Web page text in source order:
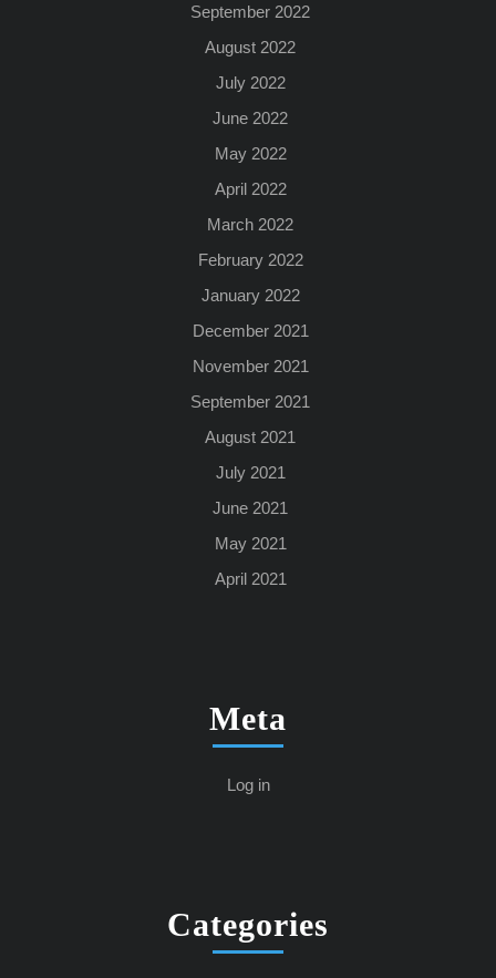
September 2022
August 2022
July 2022
June 2022
May 2022
April 2022
March 2022
February 2022
January 2022
December 2021
November 2021
September 2021
August 2021
July 2021
June 2021
May 2021
April 2021
Meta
Log in
Categories